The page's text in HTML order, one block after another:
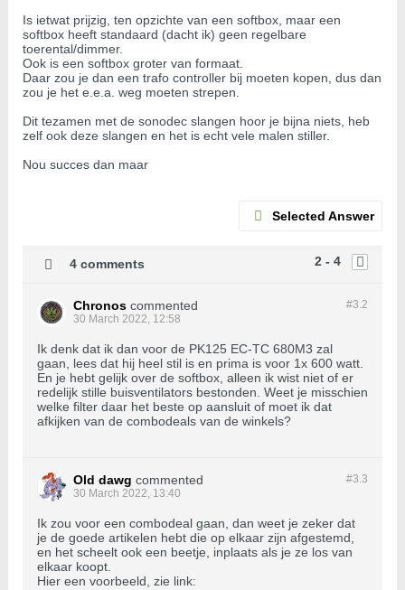
Is ietwat prijzig, ten opzichte van een softbox, maar een
softbox heeft standaard (dacht ik) geen regelbare
toerental/dimmer.
Ook is een softbox groter van formaat.
Daar zou je dan een trafo controller bij moeten kopen, dus dan
zou je het e.e.a. weg moeten strepen.
Dit tezamen met de sonodec slangen hoor je bijna niets, heb
zelf ook deze slangen en het is echt vele malen stiller.
Nou succes dan maar
Selected Answer
2 - 4
4 comments
#3.2
Chronos commented
30 March 2022, 12:58
Ik denk dat ik dan voor de PK125 EC-TC 680M3 zal
gaan, lees dat hij heel stil is en prima is voor 1x 600 watt.
En je hebt gelijk over de softbox, alleen ik wist niet of er
redelijk stille buisventilators bestonden. Weet je misschien
welke filter daar het beste op aansluit of moet ik dat
afkijken van de combodeals van de winkels?
#3.3
Old dawg commented
30 March 2022, 13:40
Ik zou voor een combodeal gaan, dan weet je zeker dat
je de goede artikelen hebt die op elkaar zijn afgestemd,
en het scheelt ook een beetje, inplaats als je ze los van
elkaar koopt.
Hier een voorbeeld, zie link: